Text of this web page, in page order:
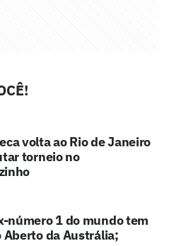
volta ao Rio de Janeiro
torneio no
número 1 do mundo tem
Aberto da Austrália;